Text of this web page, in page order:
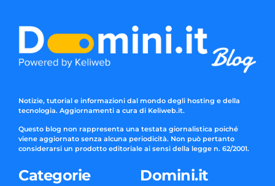
Notizie, tutorial e informazioni dal mondo degli hosting e della
tecnologia. Aggiornamenti a cura di Keliweb.it.
Questo blog non rappresenta una testata giornalistica poiché
viene aggiornato senza alcuna periodicità. Non può pertanto
considerarsi un prodotto editoriale ai sensi della legge n. 62/2001.
Categorie Domini.it